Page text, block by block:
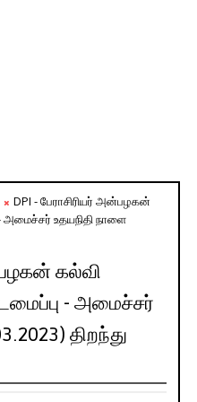
DPI - பேராசிரியர் அன்பழகன்
அமைச்சர் உதயநிதி நாளை
கல்வி
- அமைச்சர்
திறந்து